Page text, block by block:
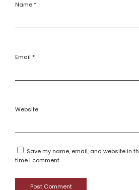
Name*
Email *
Website
Save my name, email, and website in
time I comment.